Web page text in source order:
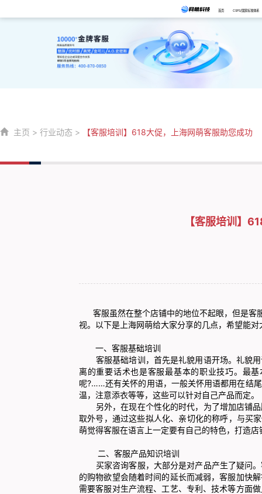
首页 CSPS/国家标准体系
主页 > 行业动态 > 【客服培训】618大促，上海网萌客服助您成功
【客服培训】
客服虽然在整个店铺中的地位不起眼，但是客
视。以下是上海网萌给大家分享的几点，希望能对
一、客服基础培训
客服基础培训，首先是礼貌用语开场。礼貌用
离的重要话术也是客服最基本的职业技巧。最
呢?……还有关怀的用语，一般关怀用语都用在结
温，注意添衣等等，这些可以针对自己产品而定。
另外，在现在个性化的时代，为了增加店铺品
取外号，通过这些拟人化、亲切化的称呼，与买
萌觉得客服在语言上一定要有自己的特色，打造店
二、客服产品知识培训
买家咨询客服，大部分是对产品产生了疑问。
的购物欲望会随着时间的延长而减弱，客服加快
需要客服对生产流程、工艺、专利、技术等方面